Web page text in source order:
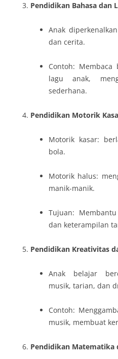
Pendidikan Bahasa dan
Anak
dan cerita.
Contoh: Membaca
lagu anak,
sederhana.
Pendidikan Motorik
Motorik kasar:
bola.
Motorik halus:
manik-manik.
Tujuan:
dan keterampilan
Pendidikan Kreativitas
Anak belajar
musik, tarian, dan
Contoh:
musik, membuat
Pendidikan Matematika